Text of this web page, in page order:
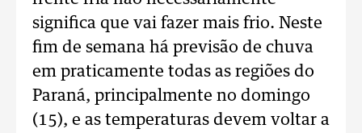
significa que vai fazer mais frio. Neste
fim de semana há previsão de chuva
em praticamente todas as regiões do
Paraná, principalmente no domingo
(15), e as temperaturas devem voltar a